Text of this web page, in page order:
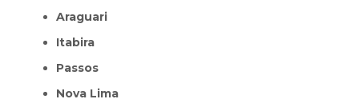
Araguari
Itabira
Passos
Nova Lima